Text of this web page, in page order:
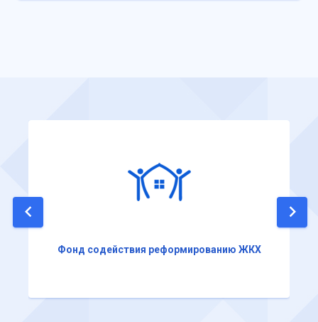
Фонд содействия реформированию ЖКХ